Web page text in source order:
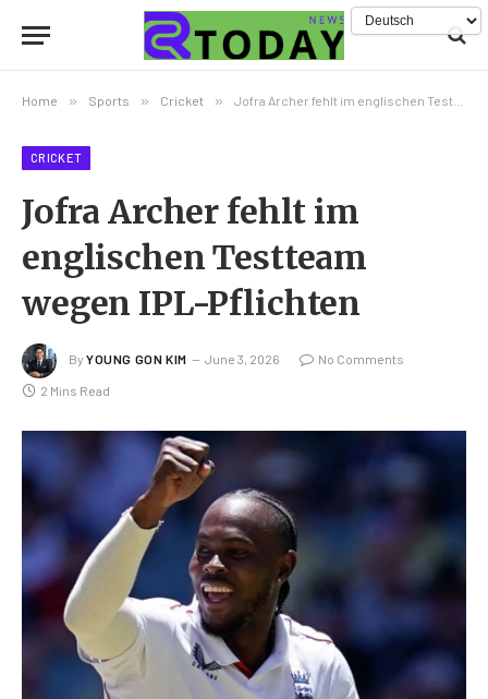
Home » Sports » Cricket » Jofra Archer fehlt im englischen Testteam wegen IPL-Pflichten
CRICKET
Jofra Archer fehlt im
englischen Testteam
wegen IPL-Pflichten
By YOUNG GON KIM June 3, 2026 No Comments
2 Mins Read